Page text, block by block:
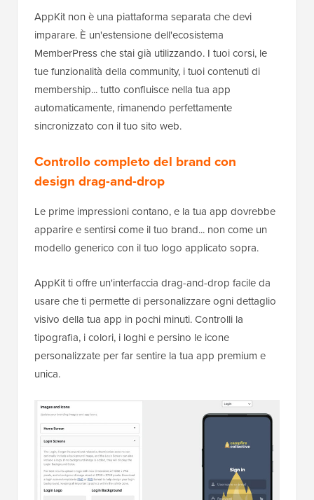
AppKit non è una piattaforma separata che devi
imparare. È un'estensione dell'ecosistema
MemberPress che stai già utilizzando. I tuoi corsi, le
tue funzionalità della community, i tuoi contenuti di
membership... tutto confluisce nella tua app
automaticamente, rimanendo perfettamente
sincronizzato con il tuo sito web.
Controllo completo del brand con
design drag-and-drop
Le prime impressioni contano, e la tua app dovrebbe
apparire e sentirsi come il tuo brand... non come un
modello generico con il tuo logo applicato sopra.
AppKit ti offre un'interfaccia drag-and-drop facile da
usare che ti permette di personalizzare ogni dettaglio
visivo della tua app in pochi minuti. Controlli la
tipografia, i colori, i loghi e persino le icone
personalizzate per far sentire la tua app premium e
unica.